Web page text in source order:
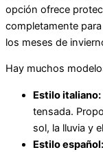
opción ofrece
completamente
los meses de
Hay muchos
Estilo italiano:
tensada.
sol, la lluvia y
Estilo español: